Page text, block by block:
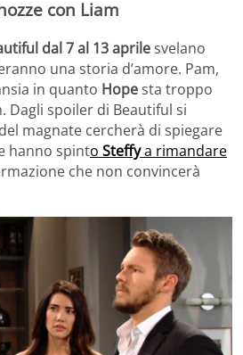
con Liam
dal 7 al 13 aprilesvelano
una storia d’amore. Pam,
in quanto Hopesta troppo
Dagli spoiler di Beautiful si
magnate cercherà di spiegare
hanno spinto Steffya rimandare
che non convincerà